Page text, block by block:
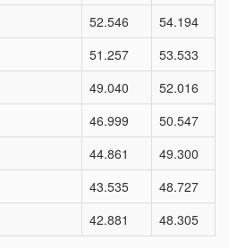
52.546 54.194
51.257 53.533
49.040 52.016
46.999 50.547
44.861 49.300
43.535 48.727
42.881 48.305